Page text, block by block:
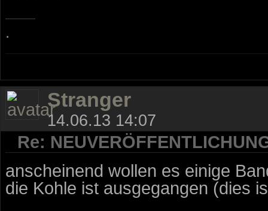
.
Stranger
14.06.13 14:07
Re:
anscheinend wollen es einige
die Kohle ist ausgegangen (dies